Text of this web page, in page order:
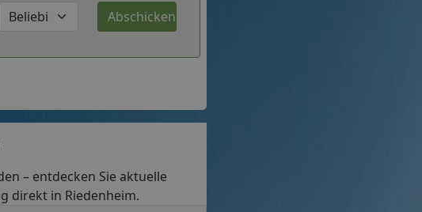
– entdecken Sie aktuelle
direkt in Riedenheim.